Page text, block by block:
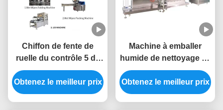
Chiffon de fente de
ruelle du contrôle 5 de
PLC faisant la machine
avec la garantie de 1 an
Obtenez le meilleur prix
Machine à emballer
humide de nettoyage de
chiffons de tissu
remplissant 220V
automatique
Obtenez le meilleur prix